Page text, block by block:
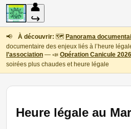
👤
↪
📢 À découvrir: 🗺️ Panorama
documentaire des enjeux liés à l’heure
l’association — 📣 Opération Canicule 2026
soirées plus chaudes et heure légale
Heure légale au